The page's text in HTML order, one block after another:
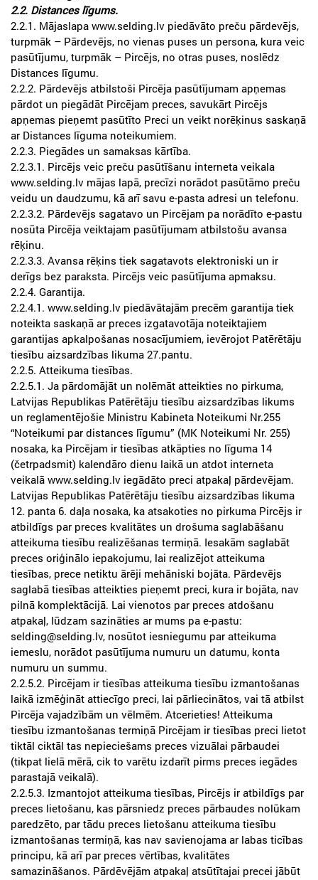
2.2. Distances līgums.
2.2.1. Mājaslapa www.selding.lv piedāvāto preču pārdevējs,
turpmāk – Pārdevējs, no vienas puses un persona, kura veic
pasūtījumu, turpmāk – Pircējs, no otras puses, noslēdz
Distances līgumu.
2.2.2. Pārdevējs atbilstoši Pircēja pasūtījumam apņemas
pārdot un piegādāt Pircējam preces, savukārt Pircējs
apņemas pieņemt pasūtīto Preci un veikt norēķinus saskaņā
ar Distances līguma noteikumiem.
2.2.3. Piegādes un samaksas kārtība.
2.2.3.1. Pircējs veic preču pasūtīšanu interneta veikala
www.selding.lv mājas lapā, precīzi norādot pasūtāmo preču
veidu un daudzumu, kā arī savu e-pasta adresi un telefonu.
2.2.3.2. Pārdevējs sagatavo un Pircējam pa norādīto e-pastu
nosūta Pircēja veiktajam pasūtījumam atbilstošu avansa
rēķinu.
2.2.3.3. Avansa rēķins tiek sagatavots elektroniski un ir
derīgs bez paraksta. Pircējs veic pasūtījuma apmaksu.
2.2.4. Garantija.
2.2.4.1. www.selding.lv piedāvātajām precēm garantija tiek
noteikta saskaņā ar preces izgatavotāja noteiktajiem
garantijas apkalpošanas nosacījumiem, ievērojot Patērētāju
tiesību aizsardzības likuma 27.pantu.
2.2.5. Atteikuma tiesības.
2.2.5.1. Ja pārdomājāt un nolēmāt atteikties no pirkuma,
Latvijas Republikas Patērētāju tiesību aizsardzības likums
un reglamentējošie Ministru Kabineta Noteikumi Nr.255
“Noteikumi par distances līgumu” (MK Noteikumi Nr. 255)
nosaka, ka Pircējam ir tiesības atkāpties no līguma 14
(četrpadsmit) kalendāro dienu laikā un atdot interneta
veikalā www.selding.lv iegādāto preci atpakaļ pārdevējam.
Latvijas Republikas Patērētāju tiesību aizsardzības likuma
12. panta 6. daļa nosaka, ka atsakoties no pirkuma Pircējs ir
atbildīgs par preces kvalitātes un drošuma saglabāšanu
atteikuma tiesību realizēšanas termiņā. Iesakām saglabāt
preces oriģinālo iepakojumu, lai realizējot atteikuma
tiesības, prece netiktu ārēji mehāniski bojāta. Pārdevējs
saglabā tiesības atteikties pieņemt preci, kura ir bojāta, nav
pilnā komplektācijā. Lai vienotos par preces atdošanu
atpakaļ, lūdzam sazināties ar mums pa e-pastu:
selding@selding.lv, nosūtot iesniegumu par atteikuma
iemeslu, norādot pasūtījuma numuru un datumu, konta
numuru un summu.
2.2.5.2. Pircējam ir tiesības atteikuma tiesību izmantošanas
laikā izmēģināt attiecīgo preci, lai pārliecinātos, vai tā atbilst
Pircēja vajadzībām un vēlmēm. Atcerieties! Atteikuma
tiesību izmantošanas termiņā Pircējam ir tiesības preci lietot
tiktāl ciktāl tas nepieciešams preces vizuālai pārbaudei
(tikpat lielā mērā, cik to varētu izdarīt pirms preces iegādes
parastajā veikalā).
2.2.5.3. Izmantojot atteikuma tiesības, Pircējs ir atbildīgs par
preces lietošanu, kas pārsniedz preces pārbaudes nolūkam
paredzēto, par tādu preces lietošanu atteikuma tiesību
izmantošanas termiņā, kas nav savienojama ar labas ticības
principu, kā arī par preces vērtības, kvalitātes
samazināšanos. Pārdēvējām atpakaļ atsūtītajai precei jābūt